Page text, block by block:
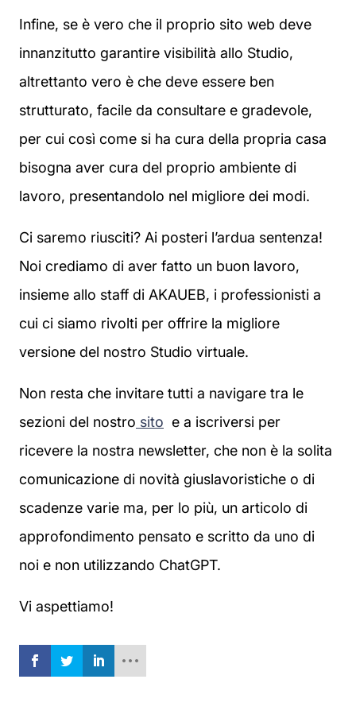
Infine, se è vero che il proprio sito web deve
innanzitutto garantire visibilità allo Studio,
altrettanto vero è che deve essere ben
strutturato, facile da consultare e gradevole,
per cui così come si ha cura della propria casa
bisogna aver cura del proprio ambiente di
lavoro, presentandolo nel migliore dei modi.
Ci saremo riusciti? Ai posteri l’ardua sentenza!
Noi crediamo di aver fatto un buon lavoro,
insieme allo staff di AKAUEB, i professionisti a
cui ci siamo rivolti per offrire la migliore
versione del nostro Studio virtuale.
Non resta che invitare tutti a navigare tra le
sezioni del nostro sito e a iscriversi per
ricevere la nostra newsletter, che non è la solita
comunicazione di novità giuslavoristiche o di
scadenze varie ma, per lo più, un articolo di
approfondimento pensato e scritto da uno di
noi e non utilizzando ChatGPT.
Vi aspettiamo!